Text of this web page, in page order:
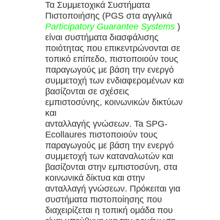
κόλπο με το πιάτο σας και « δύναμη
χωρίς να πατήσετε σε γυμναστήριο
Τα Συμμετοχικά Συστήματα
Πιστοποιήσης (PGS στα αγγλικά
Participatory Guarantee Systems )
είναι συστήματα διασφάλισης
ποιότητας που επικεντρώνονται σε
τοπικό επίπεδο, πιστοποιούν τους
παραγωγούς με βάση την ενεργό
συμμετοχή των ενδιαφερομένων και
βασίζονται σε σχέσεις
εμπιστοσύνης, κοινωνικών δικτύων
και
ανταλλαγής γνώσεων. Ta SPG-
Ecollaures πιστοποιούν τους
παραγωγούς με βάση την ενεργό
συμμετοχή των καταναλωτών και
βασίζονται στην εμπιστοσύνη, στα
κοινωνικά δίκτυα και στην
ανταλλαγή γνώσεων. Πρόκειται για
συστήματα πιστοποίησης που
διαχειρίζεται η τοπική ομάδα που